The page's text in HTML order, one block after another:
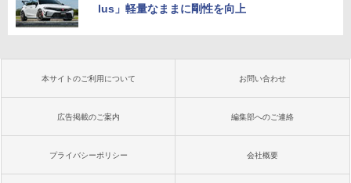
lus」軽量なままに剛性を向上
本サイトのご利用について お問い合わせ
広告掲載のご案内 編集部へのご連絡
プライバシーポリシー 会社概要